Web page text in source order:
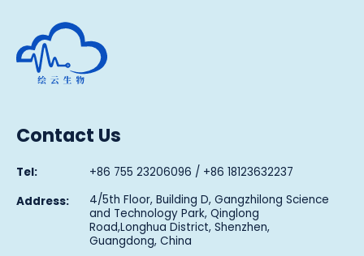
Human Metabolomics Institute
Contact Us
Tel: +86 755 23206096 / +86 18123632237
Address: 4/5th Floor, Building D, Gangzhilong Science
and Technology Park, Qinglong
Road,Longhua District, Shenzhen,
Guangdong, China